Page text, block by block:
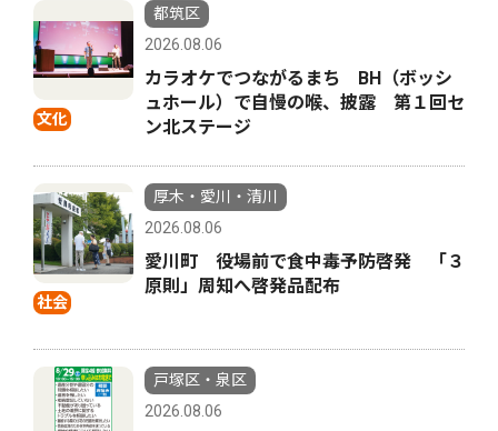
文化
都筑区
2026.08.06
カラオケでつながるまち BH（ボッシ
ュホール）で自慢の喉、披露 第１回セ
ン北ステージ
社会
厚木・愛川・清川
2026.08.06
愛川町 役場前で食中毒予防啓発 「３
原則」周知へ啓発品配布
戸塚区・泉区
2026.08.06